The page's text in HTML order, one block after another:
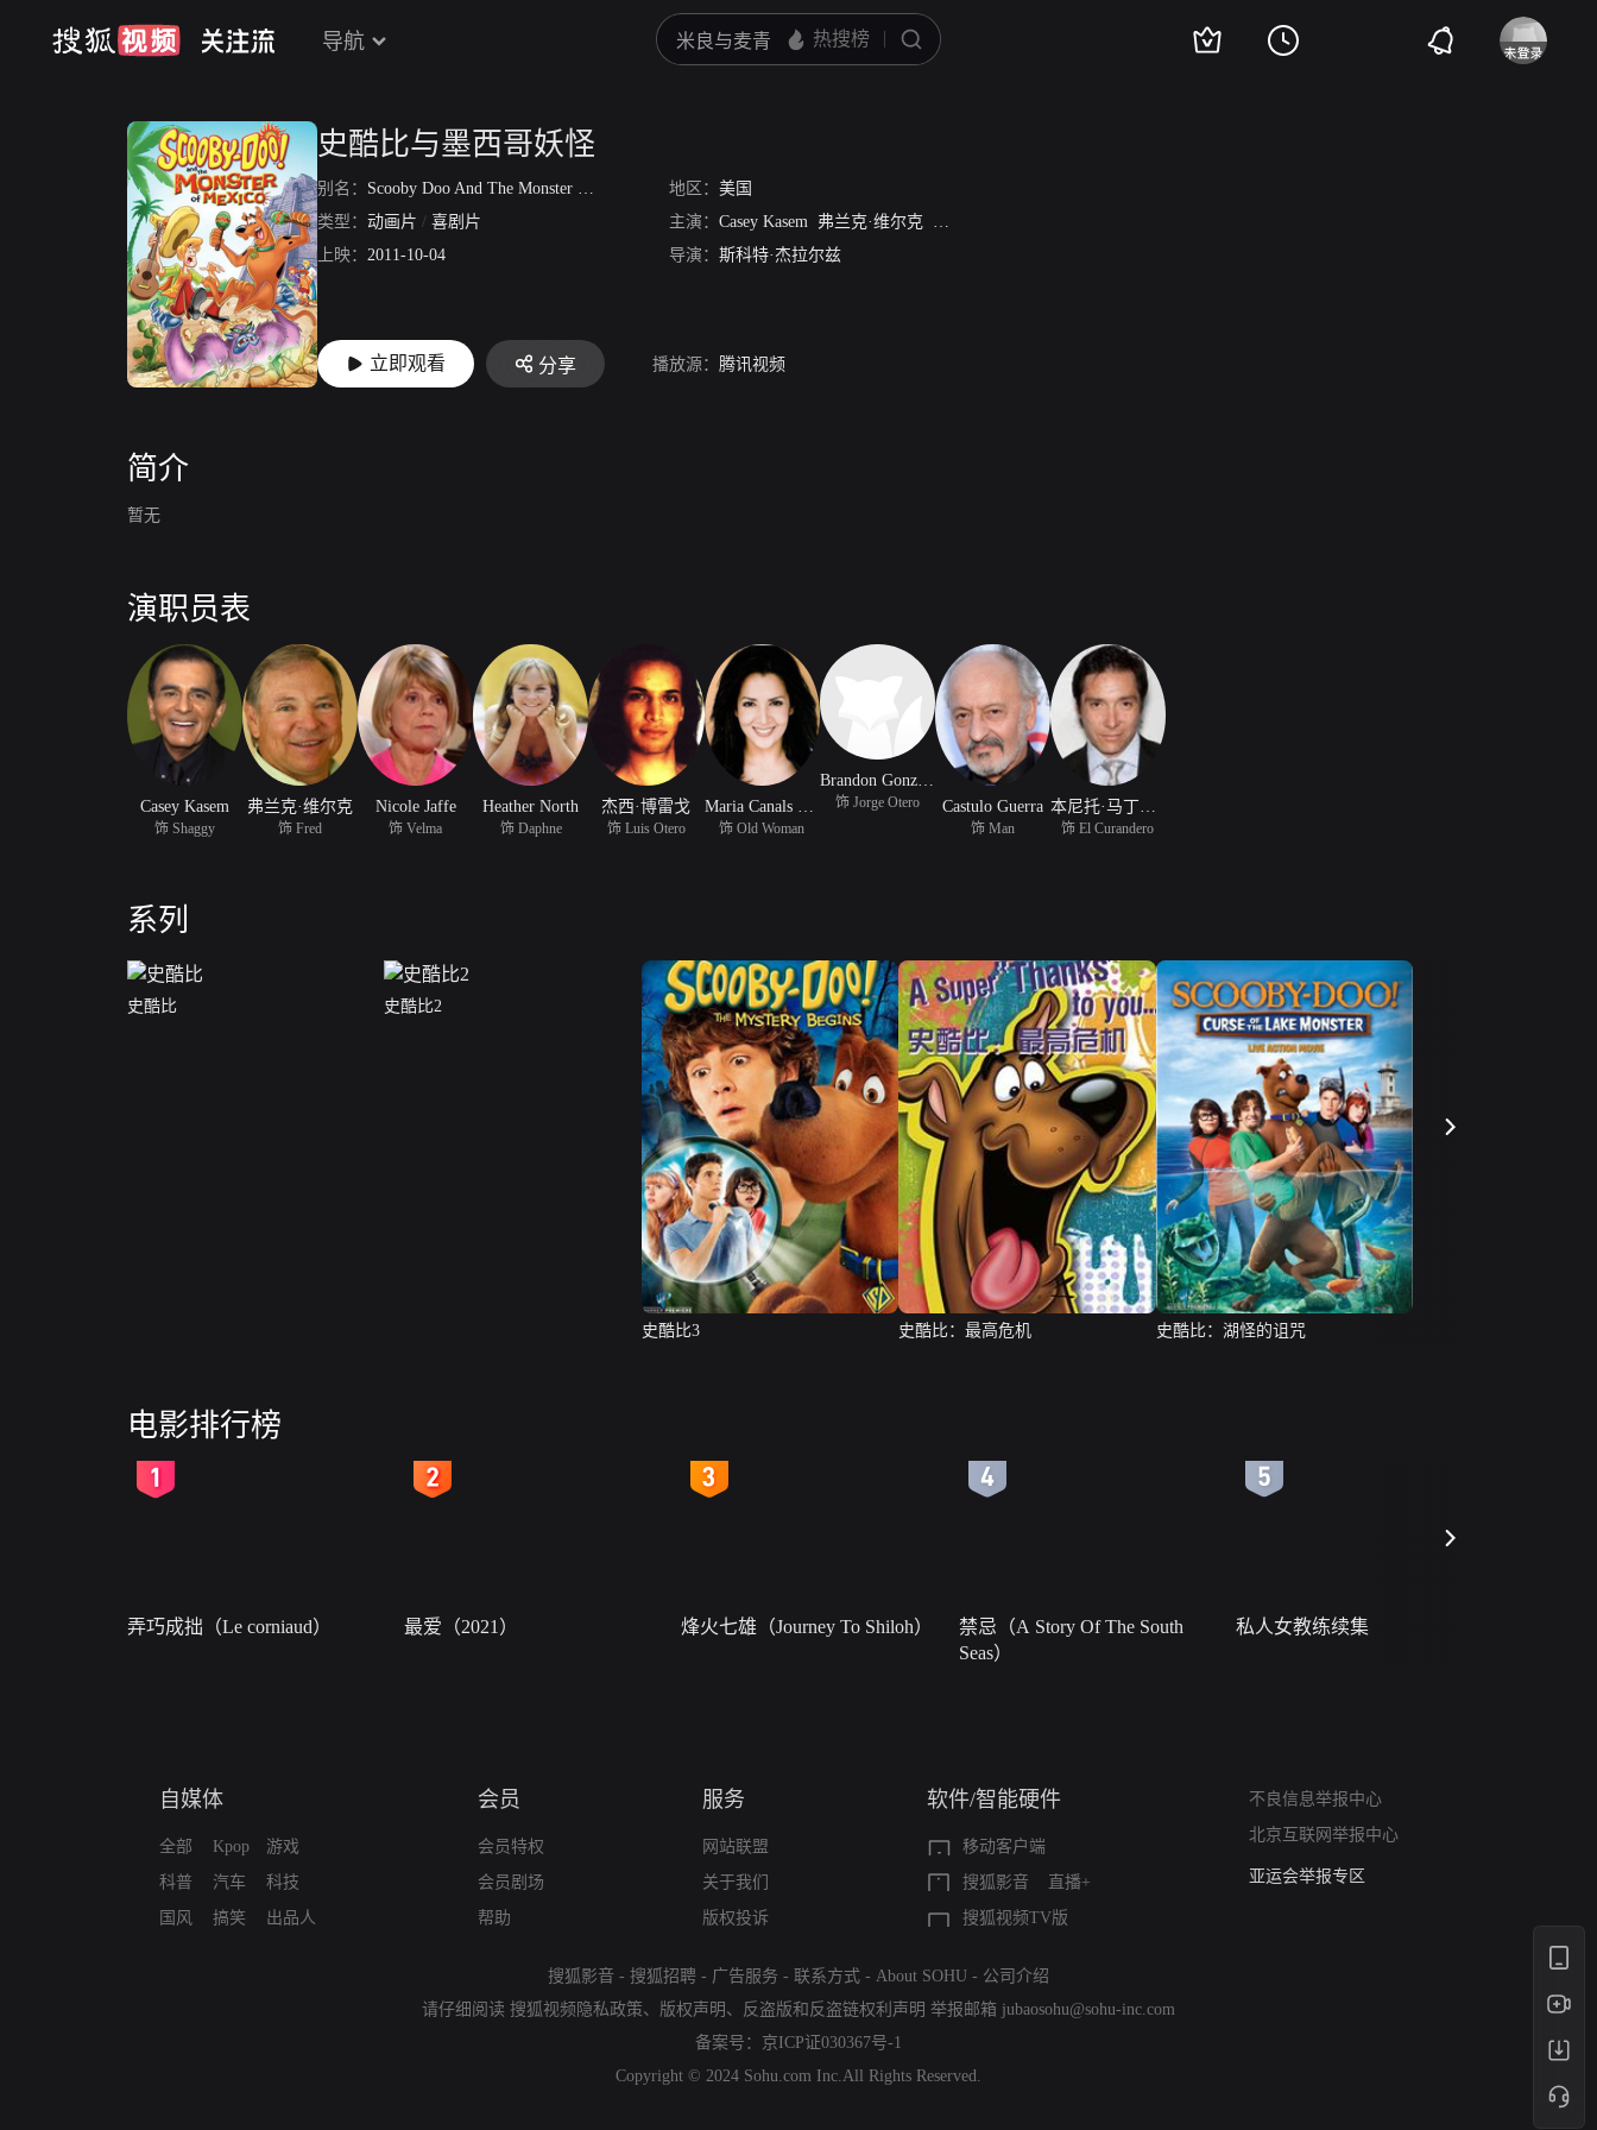
导航
史酷比与墨西哥妖怪
别名： Scooby Doo And The Monster Of Mexico 墨西哥大脚怪
地区： 美国
类型： 动画片 / 喜剧片 主演： Casey Kasem 弗兰克·维尔克 Nicole Jaffe
上映： 2011-10-04 导演： 斯科特·杰拉尔兹
立即观看 分享 播放源： 腾讯视频
简介
暂无
演职员表
Casey Kasem
饰 Shaggy
弗兰克·维尔克
饰 Fred
Nicole Jaffe
饰 Velma
Heather North
饰 Daphne
杰西·博雷戈
饰 Luis Otero 饰 Old Woman
Brandon Gonzalez
饰 Jorge Otero Castulo Guerra
饰 Man
本尼托·马丁内兹
饰 El Curandero
系列
史酷比 史酷比2
史酷比3 史酷比：最高危机 史酷比：湖怪的诅咒
电影排行榜
弄巧成拙（Le corniaud） 最爱（2021） 烽火七雄（Journey To Shiloh）
禁忌（A Story Of The South
Seas）
私人女教练续集
自媒体
全部
科普
国风
Kpop
汽车
搞笑
游戏
科技
出品人
会员
会员特权
会员剧场
帮助
服务
网站联盟
关于我们
版权投诉
软件/智能硬件
移动客户端
搜狐影音
直播+
搜狐视频TV版
不良信息举报中心
北京互联网举报中心
算法推荐专项举报
亚运会举报专区
搜狐影音 - 搜狐招聘 - 广告服务 - 联系方式 - About SOHU - 公司介绍
请仔细阅读 搜狐视频隐私政策、 版权声明 、 反盗版和反盗链权利声明 举报邮箱 jubaosohu@sohu-inc.com
备案号： 京ICP证030367号-1
Copyright © 2024 Sohu.com Inc.All Rights Reserved.